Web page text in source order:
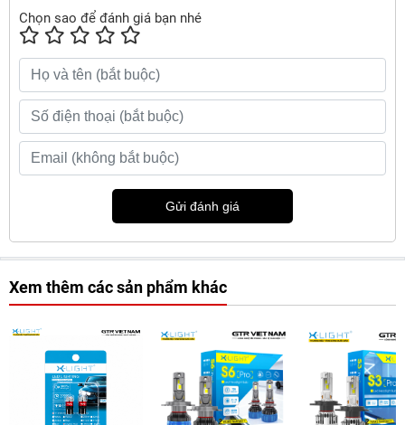
Chọn sao để đánh giá bạn nhé
Gửi đánh giá
Xem thêm các sản phẩm khác